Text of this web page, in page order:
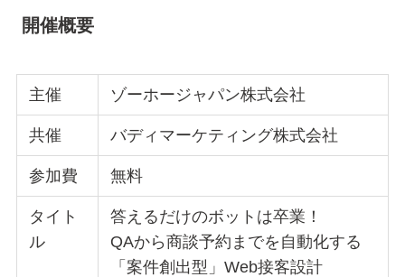
開催概要
主催 ゾーホージャパン株式会社
共催 バディマーケティング株式会社
参加費 無料
タイト
ル
答えるだけのボットは卒業！
QAから商談予約までを自動化する
「案件創出型」Web接客設計